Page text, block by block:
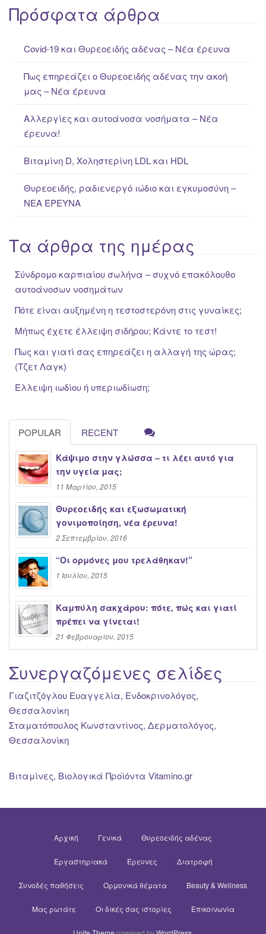
a
rΠρόσφατα άρθρα
Covid-19 και Θυρεοειδής αδένας – Νέα έρευνα
Πως επηρεάζει ο Θυρεοειδής αδένας την ακοή
μας – Νέα έρευνα
Αλλεργίες και αυτοάνοσα νοσήματα – Νέα
έρευνα!
Βιταμίνη D, Χοληστερίνη LDL και HDL
Θυρεοειδής, ραδιενεργό ιώδιο και εγκυμοσύνη –
ΝΕΑ ΈΡΕΥΝΑ
Τα άρθρα της ημέρας
Σύνδρομο καρπιαίου σωλήνα – συχνό επακόλουθο
αυτοάνοσων νοσημάτων
Πότε είναι αυξημένη η τεστοστερόνη στις γυναίκες;
Μήπως έχετε έλλειψη σιδήρου; Κάντε το τεστ!
Πως και γιατί σας επηρεάζει η αλλαγή της ώρας;
(Τζετ Λαγκ)
Έλλειψη ιωδίου ή υπεριωδίωση;
POPULAR RECENT
Κάψιμο στην γλώσσα – τι λέει αυτό για
την υγεία μας;
11 Μαρτίου, 2015
Θυρεοειδής και εξωσωματική
γονιμοποίηση, νέα έρευνα!
2 Σεπτεμβρίου, 2016
“Oι ορμόνες μου τρελάθηκαν!”
1 Ιουλίου, 2015
Καμπύλη σακχάρου: πότε, πώς και γιατί
πρέπει να γίνεται!
21 Φεβρουαρίου, 2015
Συνεργαζόμενες σελίδες
Γιαζιτζόγλου Ευαγγελία, Ενδοκρινολόγος,
Θεσσαλονίκη
Σταματόπουλος Κωνσταντίνος, Δερματολόγος,
Θεσσαλονίκη
Βιταμίνες, Βιολογικά Προϊόντα Vitamino.gr
Αρχική Γενικά Θυρεοειδής αδένας
Εργαστηριακά Έρευνες Διατροφή
Συνοδές παθήσεις Ορμονικά θέματα Beauty & Wellness
Μας ρωτάτε Οι δικές σας ιστορίες Επικοινωνία